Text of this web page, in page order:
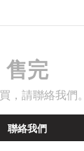
售完
，請聯絡我們。
聯絡我們